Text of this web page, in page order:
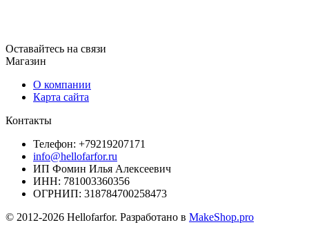
Оставайтесь на связи
Магазин
О компании
Карта сайта
Контакты
Телефон: +79219207171
info@hellofarfor.ru
ИП Фомин Илья Алексеевич
ИНН: 781003360356
ОГРНИП: 318784700258473
© 2012-2026 Hellofarfor. Разработано в MakeShop.pro